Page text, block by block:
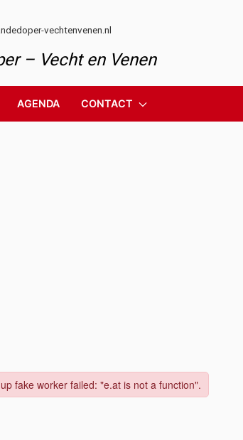
vechtenvenen.nl
– Vecht en Venen
AGENDA CONTACT